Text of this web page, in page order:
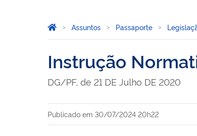
Você está aqui:
Página Inicial
Assuntos Passaporte
Instrução
DG/PF, de 21 DE Julho DE 2020
Publicado em 30/07/2024 20h22